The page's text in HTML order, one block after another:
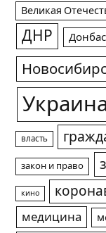
Великая
ДНР
Украина
власть
закон и право
кино
медицина